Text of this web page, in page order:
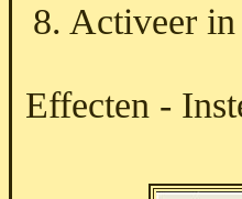
8. Activeer in
Effecten -